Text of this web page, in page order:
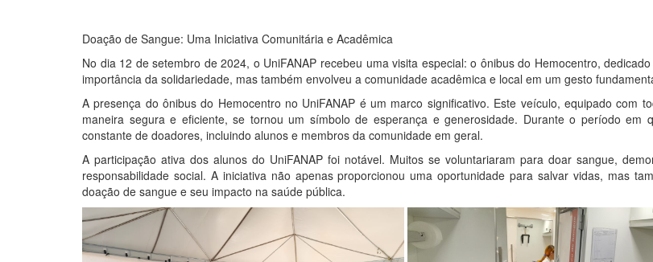
Doação de Sangue: Uma Iniciativa Comunitária e Acadêmica
No dia 12 de setembro de 2024, o UniFANAP recebeu uma visita especial: o ônibus do Hemocentro,
importância da solidariedade, mas também envolveu a comunidade acadêmica e local em um gesto
A presença do ônibus do Hemocentro no UniFANAP é um marco significativo. Este veículo, equipado com
maneira segura e eficiente, se tornou um símbolo de esperança e generosidade. Durante o período em
constante de doadores, incluindo alunos e membros da comunidade em geral.
A participação ativa dos alunos do UniFANAP foi notável. Muitos se voluntariaram para doar sangue,
responsabilidade social. A iniciativa não apenas proporcionou uma oportunidade para salvar vidas, mas
doação de sangue e seu impacto na saúde pública.